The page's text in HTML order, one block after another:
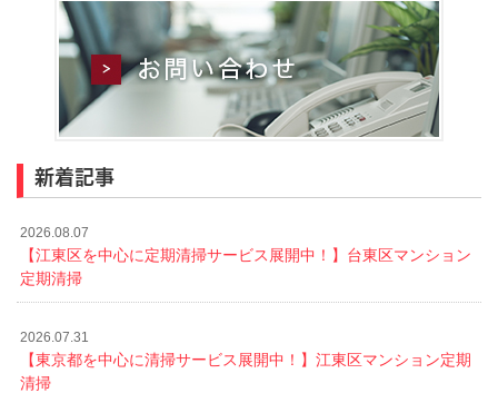
新着記事
2026.08.07
【江東区を中心に定期清掃サービス展開中！】台東区マンション
定期清掃
2026.07.31
【東京都を中心に清掃サービス展開中！】江東区マンション定期
清掃